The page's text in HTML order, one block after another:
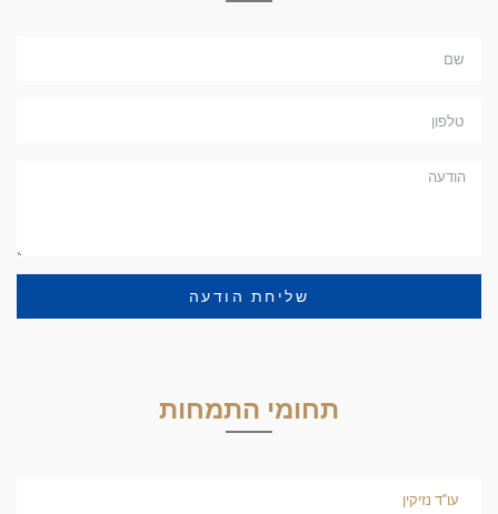
שליחת הודעה
תחומי התמחות
עו"ד נזיקין